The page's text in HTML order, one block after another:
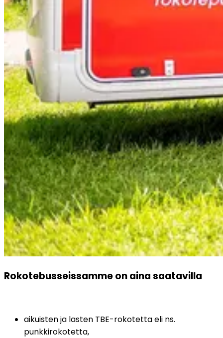
Rokotebusseissamme on aina saatavilla
aikuisten ja lasten TBE-rokotetta eli ns.
punkkirokotetta,